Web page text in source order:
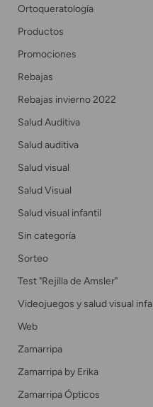
Ortoqueratología
Productos
Promociones
Rebajas
Rebajas invierno 2022
Salud Auditiva
Salud auditiva
Salud visual
Salud Visual
Salud visual infantil
Sin categoría
Sorteo
Test "Rejilla de Amsler"
Videojuegos y salud visual
Web
Zamarripa
Zamarripa by Erika
Zamarripa Ópticos